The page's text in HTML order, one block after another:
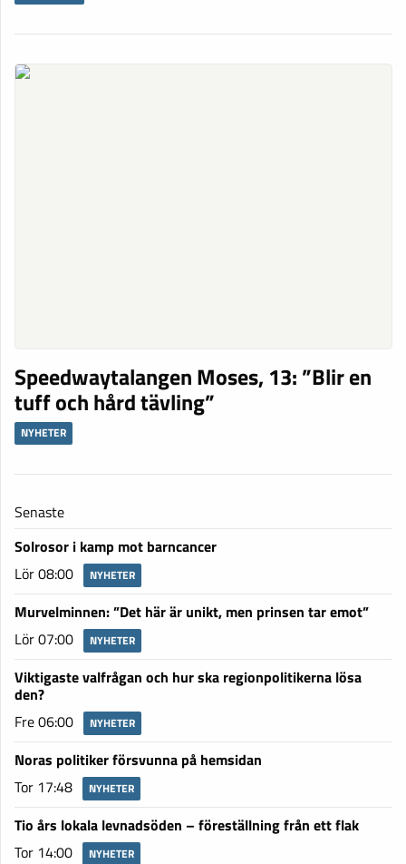
Speedwaytalangen Moses, 13: ”Blir en
tuff och hård tävling”
NYHETER
Senaste
Solrosor i kamp mot barncancer
Lör 08:00
NYHETER
Murvelminnen: ”Det här är unikt, men prinsen tar emot”
Lör 07:00
NYHETER
Viktigaste valfrågan och hur ska regionpolitikerna lösa
den?
Fre 06:00
NYHETER
Noras politiker försvunna på hemsidan
Tor 17:48
NYHETER
Tio års lokala levnadsöden – föreställning från ett flak
Tor 14:00
NYHETER